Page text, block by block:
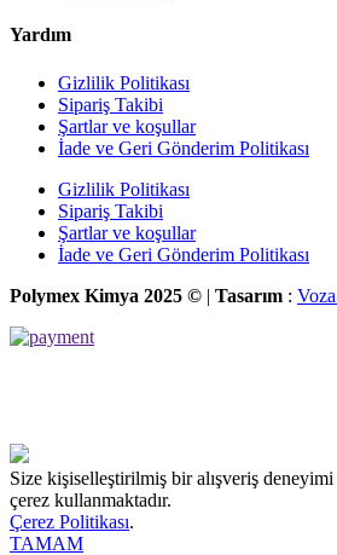
Yardım
Gizlilik Politikası
Sipariş Takibi
Şartlar ve koşullar
İade ve Geri Gönderim Politikası
Gizlilik Politikası
Sipariş Takibi
Şartlar ve koşullar
İade ve Geri Gönderim Politikası
Polymex Kimya 2025 © | Tasarım :
Size kişiselleştirilmiş bir alışveriş
çerez kullanmaktadır.
Çerez Politikası.
TAMAM